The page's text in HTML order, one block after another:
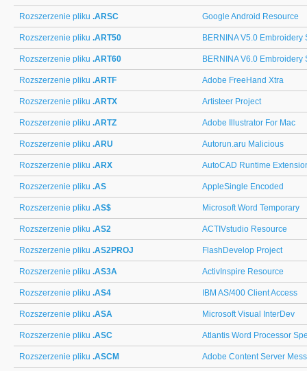
Rozszerzenie pliku .ARSC Google Android Resource
Rozszerzenie pliku .ART50 BERNINA V5.0 Embroidery
Rozszerzenie pliku .ART60 BERNINA V6.0 Embroidery
Rozszerzenie pliku .ARTF Adobe FreeHand Xtra
Rozszerzenie pliku .ARTX Artisteer Project
Rozszerzenie pliku .ARTZ Adobe Illustrator For Mac
Rozszerzenie pliku .ARU Autorun.aru Malicious
Rozszerzenie pliku .ARX AutoCAD Runtime
Rozszerzenie pliku .AS AppleSingle Encoded
Rozszerzenie pliku .AS$ Microsoft Word Temporary
Rozszerzenie pliku .AS2 ACTIVstudio Resource
Rozszerzenie pliku .AS2PROJ FlashDevelop Project
Rozszerzenie pliku .AS3A ActivInspire Resource
Rozszerzenie pliku .AS4 IBM AS/400 Client Access
Rozszerzenie pliku .ASA Microsoft Visual InterDev
Rozszerzenie pliku .ASC Atlantis Word Processor
Rozszerzenie pliku .ASCM Adobe Content Server